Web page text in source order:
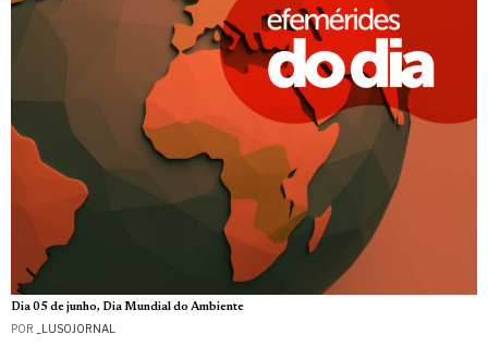
Dia 05 de junho, Dia Mundial do Ambiente
POR _LUSOJORNAL